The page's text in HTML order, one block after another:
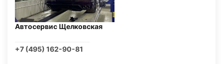
Автосервис Щелковская
+7 (495) 162-90-81